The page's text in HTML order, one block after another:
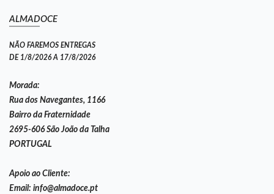
ALMADOCE
NÃO FAREMOS ENTREGAS
DE 1/8/2026 A 17/8/2026
Morada:
Rua dos Navegantes, 1166
Bairro da Fraternidade
2695-606 São João da Talha
PORTUGAL
Apoio ao Cliente:
Email: info@almadoce.pt